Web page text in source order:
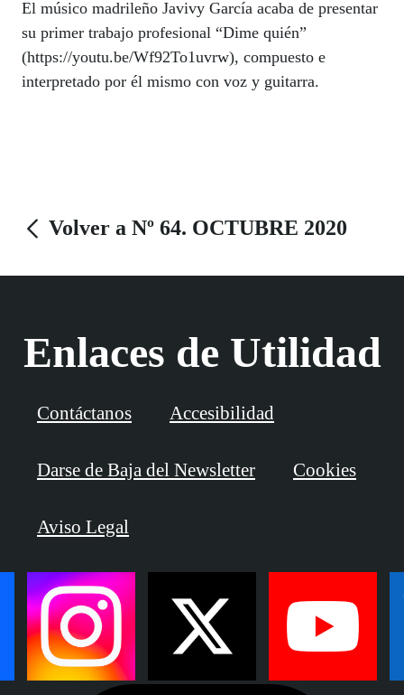
El músico madrileño Javivy García acaba de presentar
su primer trabajo profesional “Dime quién”
(https://youtu.be/Wf92To1uvrw), compuesto e
interpretado por él mismo con voz y guitarra.
Volver a Nº 64. OCTUBRE 2020
Enlaces de Utilidad
Contáctanos Accesibilidad
Darse de Baja del Newsletter Cookies
Aviso Legal